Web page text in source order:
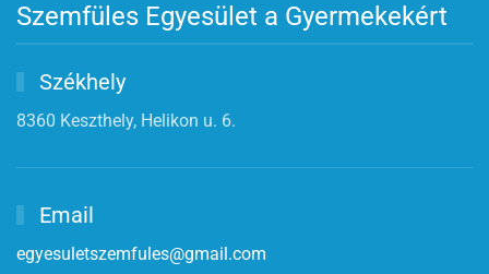
Szemfüles Egyesület a Gyermekekért
Székhely
8360 Keszthely, Helikon u. 6.
Email
egyesuletszemfules@gmail.com